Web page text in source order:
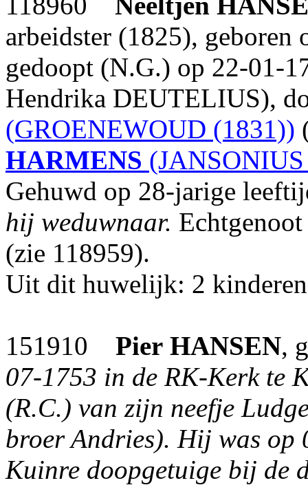
arbeidster (1825),
gedoopt (N.G.) op 22-01-
Hendrika DEUTELIUS),
(GROENEWOUD (1831))
HARMENS
Gehuwd op 28-jarige
hij weduwnaar.
(zie 118959).
Uit dit huwelijk: 2
151910 Pier HANSEN,
07-1753 in de RK-Kerk te
(R.C.) van zijn neefje
broer Andries). Hij was op
Kuinre doopgetuige bij de